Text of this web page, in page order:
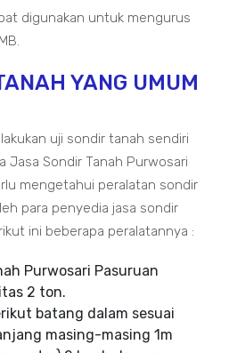
digunakan untuk mengurus
YANG UMUM
uji sondir tanah sendiri
Sondir Tanah Purwosari
mengetahui peralatan sondir
para penyedia jasa sondir
ini beberapa peralatannya :
Purwosari Pasuruan
2 ton.
batang dalam sesuai
masing-masing 1m